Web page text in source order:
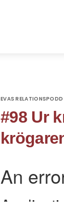
EVAS RELATIONSPODD
#98 Ur